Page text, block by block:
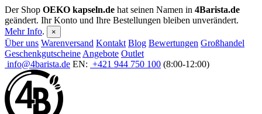
Der Shop OEKO kapseln.de hat seinen Namen in 4Barista.de
geändert. Ihr Konto und Ihre Bestellungen bleiben unverändert.
Mehr Info. ×
Über uns Warenversand Kontakt Blog Bewertungen Großhandel
Geschenkgutscheine Angebote Outlet
info@4barista.de EN: +421 944 750 100 (8:00-12:00)